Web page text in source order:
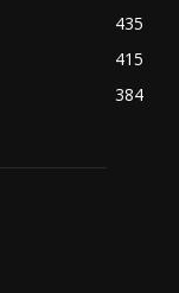
435
415
384